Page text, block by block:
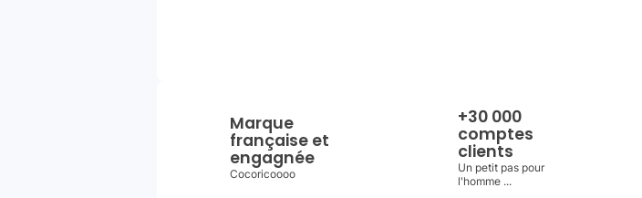
Marque
française et
engagnée
Cocoricoooo
+30 000
comptes
clients
Un petit pas pour
l'homme ...